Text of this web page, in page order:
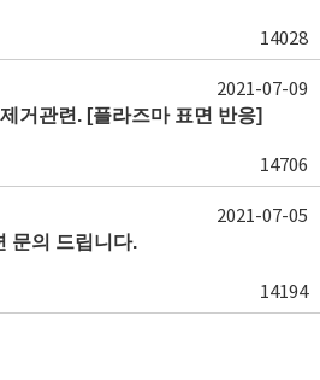
14028
거관련. [플라즈마 표면 반응]
14706
2021-07-09
문의 드립니다.
14194
2021-07-05